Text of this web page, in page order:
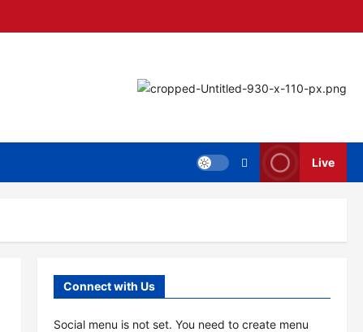
Live
Connect with Us
Social menu is not set. You need to create menu